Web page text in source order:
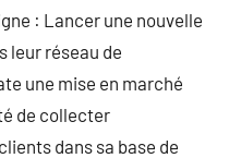
: Lancer une nouvelle
leur réseau de
une mise en marché
de collecter
dans sa base de